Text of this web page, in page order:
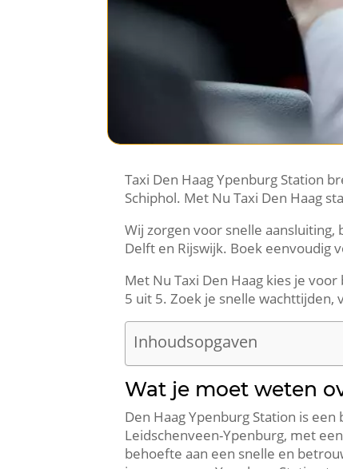
Taxi Den Haag Ypenburg Station
Schiphol. Met Nu Taxi Den Haag
Wij zorgen voor snelle
Delft en Rijswijk. Boek eenvoudig
Met Nu Taxi Den Haag kies je
5 uit 5. Zoek je snelle wachttijden,
Inhoudsopgaven
Wat je moet weten
Den Haag Ypenburg Station is
Leidschenveen-Ypenburg, met
behoefte aan een snelle en